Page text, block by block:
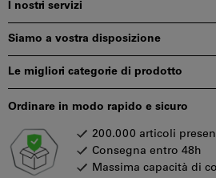
pagina
I nostri servizi
Siamo a vostra disposizione
Le migliori categorie di prodotto
Ordinare in modo rapido e sicuro
200.000 articoli
Consegna entro 48h
Massima capacità di